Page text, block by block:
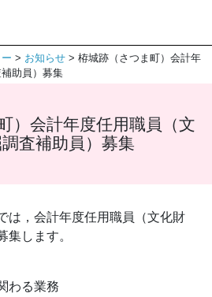
> お知らせ > 栫城跡（さつま町）会計年
助員）募集
）会計年度任用職員（文
査補助員）募集
は，会計年度任用職員（文化財
集します。
わる業務